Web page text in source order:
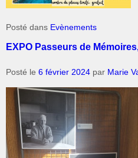
Posté dans Evènements
EXPO Passeurs de
Posté le 6 février 2024 par Marie